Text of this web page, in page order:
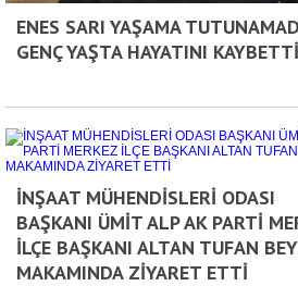
ENES SARI YAŞAMA
GENÇ YAŞTA HAYATINI
İNŞAAT MÜHENDİSLERİ ODASI
BAŞKANI ÜMİT ALP AK PARTİ
İLÇE BAŞKANI ALTAN TUFAN
MAKAMINDA ZİYARET ETTİ